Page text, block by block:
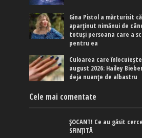
Gina Pistol a mărturisit
aparținut nimănui de
totuși persoana care a
pentru ea
Culoarea care
august 2026: Hailey
deja nuanțe de albastru
Cele mai comentate
ȘOCANT! Ce au găsit
SFINȚITĂ